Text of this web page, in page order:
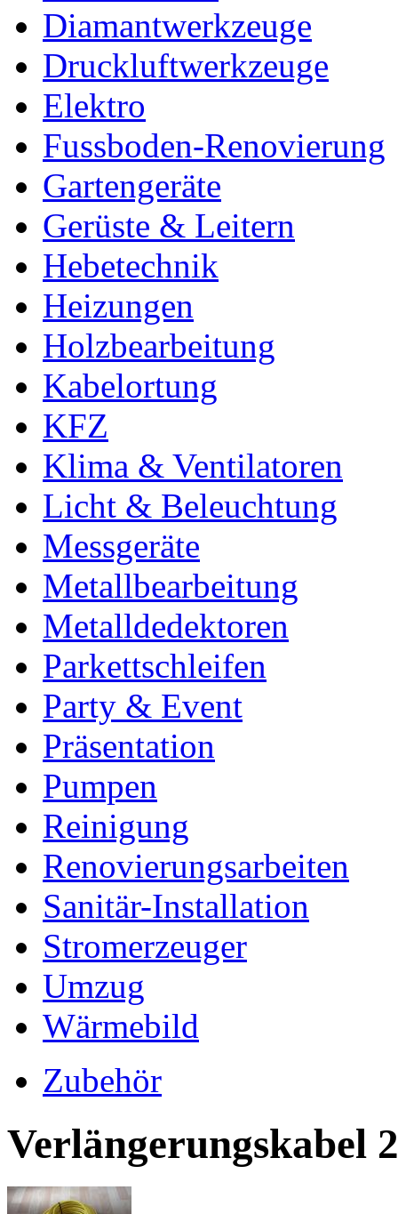
Diamantwerkzeuge
Druckluftwerkzeuge
Elektro
Fussboden-Renovierung
Gartengeräte
Gerüste & Leitern
Hebetechnik
Heizungen
Holzbearbeitung
Kabelortung
KFZ
Klima & Ventilatoren
Licht & Beleuchtung
Messgeräte
Metallbearbeitung
Metalldedektoren
Parkettschleifen
Party & Event
Präsentation
Pumpen
Reinigung
Renovierungsarbeiten
Sanitär-Installation
Stromerzeuger
Umzug
Wärmebild
Zubehör
Verlängerungskabel